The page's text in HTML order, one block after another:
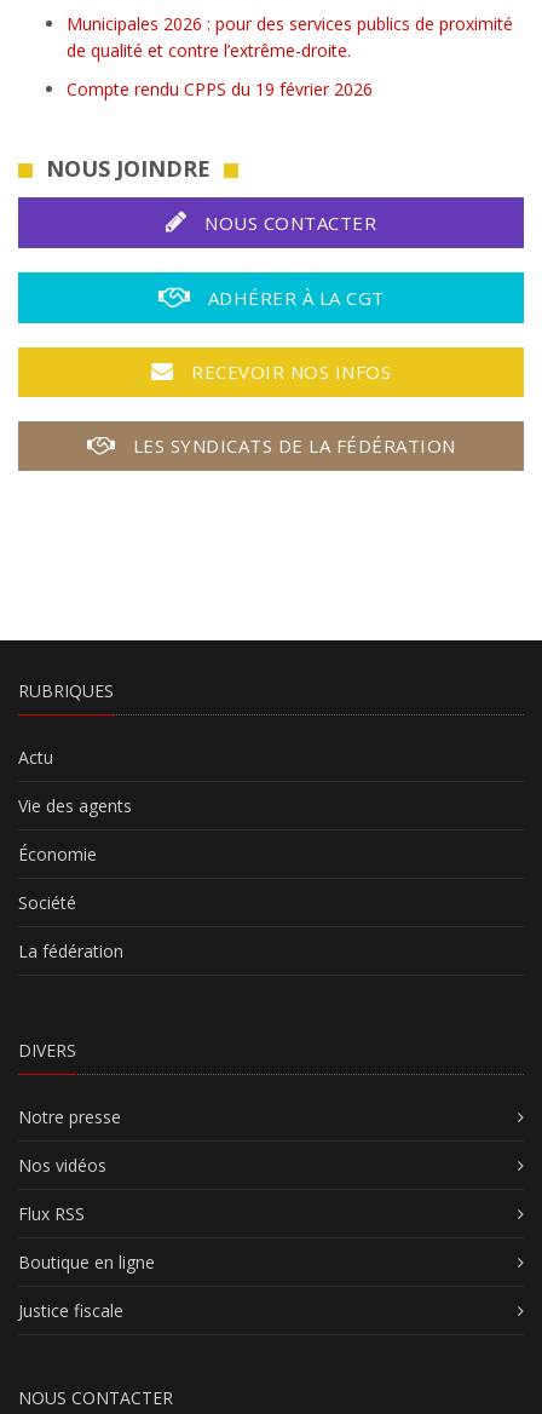
Municipales 2026 : pour des services publics de proximité
de qualité et contre l’extrême-droite.
Compte rendu CPPS du 19 février 2026
NOUS JOINDRE
NOUS CONTACTER
ADHÉRER À LA CGT
RECEVOIR NOS INFOS
LES SYNDICATS DE LA FÉDÉRATION
RUBRIQUES
Actu
Vie des agents
Économie
Société
La fédération
DIVERS
Notre presse
Nos vidéos
Flux RSS
Boutique en ligne
Justice fiscale
NOUS CONTACTER